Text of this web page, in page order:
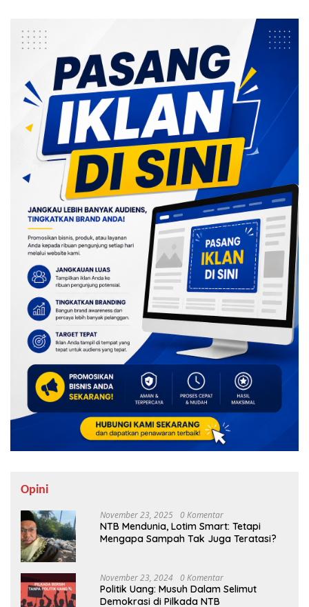
Opini
November 23, 2025 0 Komentar
NTB Mendunia, Lotim Smart: Tetapi
Mengapa Sampah Tak Juga Teratasi?
November 23, 2024 0 Komentar
Politik Uang: Musuh Dalam Selimut
Demokrasi di Pilkada NTB